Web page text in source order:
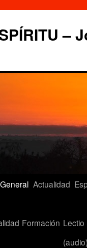
–
General Actualidad
Formación Lectio